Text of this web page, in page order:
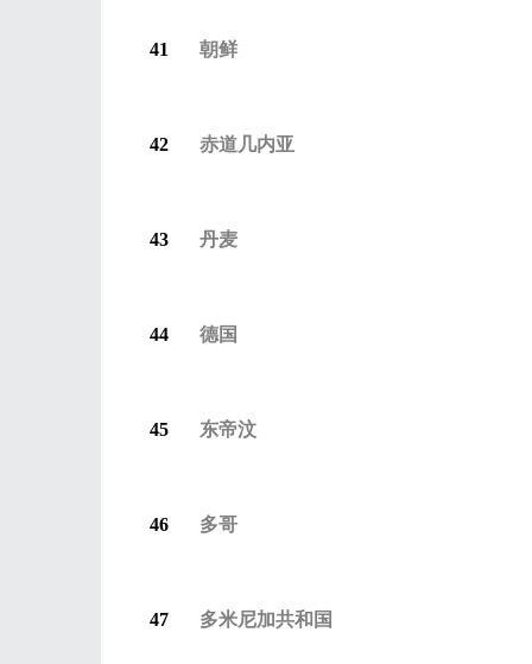
41 朝鲜
42 赤道几内亚
43 丹麦
44 德国
45 东帝汶
46 多哥
47 多米尼加共和国